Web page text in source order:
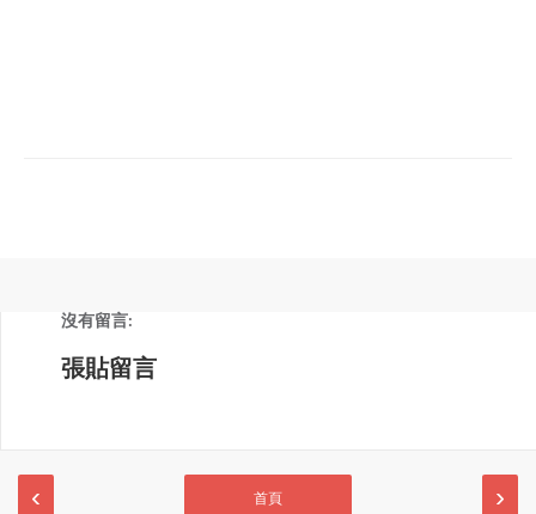
沒有留言:
張貼留言
‹ ›
首頁